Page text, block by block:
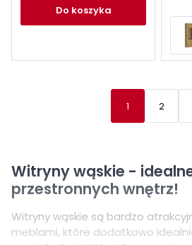
do koszyka
1 2
Witryny wąskie -
przestronnych wnętrz!
Witryny wąskie są bardzo
meblami, które dodatkowo